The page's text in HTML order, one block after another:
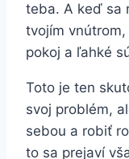
teba. A keď sa
tvojím
pokoj a ľahké
Toto je ten
svoj problém,
sebou a robiť
to sa prejaví